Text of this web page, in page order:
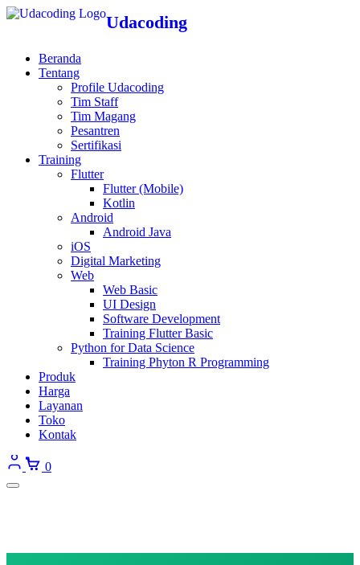
Udacoding
Beranda
Tentang
Profile Udacoding
Tim Staff
Tim Magang
Pesantren
Sertifikasi
Training
Flutter
Flutter (Mobile)
Kotlin
Android
Android Java
iOS
Digital Marketing
Web
Web Basic
UI Design
Software Development
Training Flutter Basic
Python for Data Science
Training Phyton R Programming
Produk
Harga
Layanan
Toko
Kontak
0